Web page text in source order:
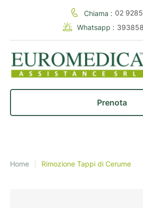
Chiama : 02
Whatsapp :
Prenota
Home Rimozione Tappi di Cerume